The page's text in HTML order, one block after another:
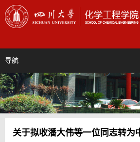
导航
关于拟收潘大伟等一位同志转为